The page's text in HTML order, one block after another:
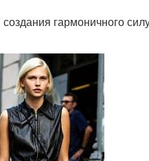
гармоничного